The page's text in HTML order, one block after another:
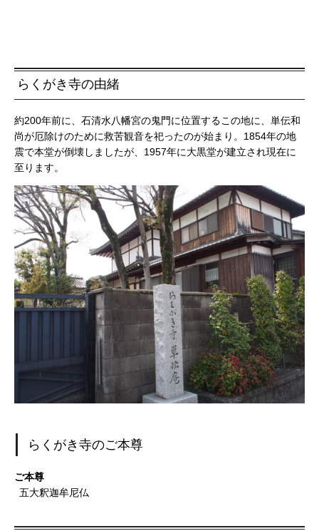
らくがき寺の由緒
約200年前に、石清水八幡宮の鬼門に位置するこの地に、単伝和
尚が厄除けのために救苦観音を祀ったのが始まり。1854年の地
震で本堂が倒壊しましたが、1957年に大黒堂が建立され現在に
至ります。
らくがき寺のご本尊
ご本尊
五大釈迦牟尼仏